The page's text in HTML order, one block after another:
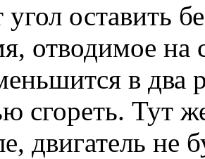
угол оставить
отводимое на
в два
сгореть. Тут
двигатель не